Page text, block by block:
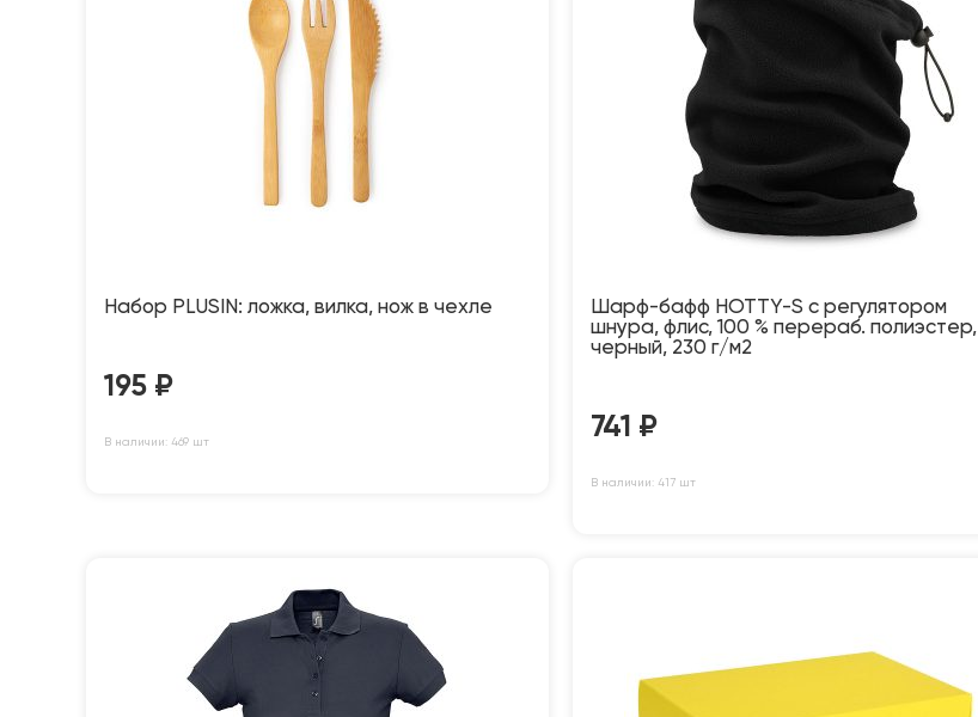
Набор PLUSIN: ложка, вилка, нож в чехле
195 ₽
В наличии: 469 шт
Шарф-бафф HOTTY-S с регулятором
шнура, флис, 100 % перераб. полиэстер,
черный, 230 г/м2
741 ₽
В наличии: 417 шт